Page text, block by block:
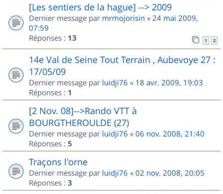
[Les sentiers de la hague] --> 2009
Dernier message par mrmojorisin « 24 mai 2009,
07:59
Réponses : 13 1 2
14e Val de Seine Tout Terrain , Aubevoye 27 :
17/05/09
Dernier message par luidji76 « 18 avr. 2009, 19:03
Réponses : 1
[2 Nov. 08]-->Rando VTT à
BOURGTHEROULDE (27)
Dernier message par luidji76 « 06 nov. 2008, 21:40
Réponses : 5
Traçons l'orne
Dernier message par luidji76 « 02 nov. 2008, 20:05
Réponses : 3